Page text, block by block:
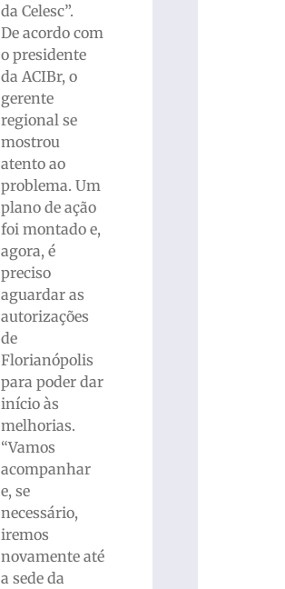
da Celesc”.
De acordo com
o presidente
da ACIBr, o
gerente
regional se
mostrou
atento ao
problema. Um
plano de ação
foi montado e,
agora, é
preciso
aguardar as
autorizações
de
Florianópolis
para poder dar
início às
melhorias.
“Vamos
acompanhar
e, se
necessário,
iremos
novamente até
a sede da